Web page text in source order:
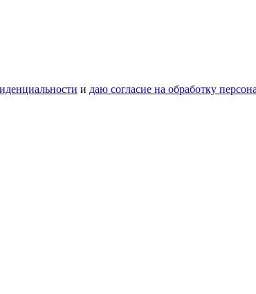
и даю согласие на обработку